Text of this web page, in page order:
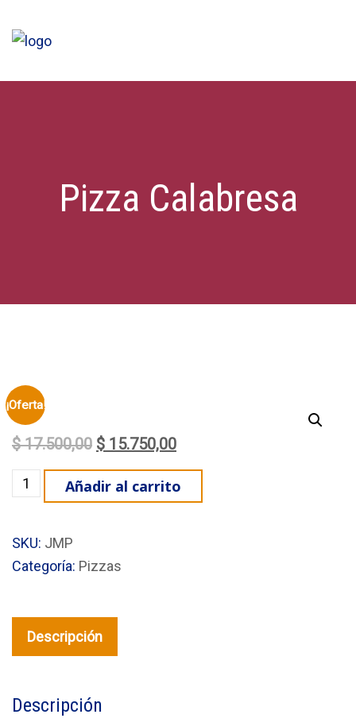
Pizza Calabresa
¡Oferta!
$17.500,00 El precio original era: $ 17.500,00.
$ 15.750,00El precio actual es: $
Pizza Calabresa cantidad
Añadir al carrito
SKU: JMP
Categoría: Pizzas
Descripción
Descripción